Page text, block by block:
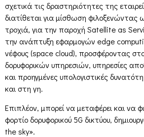
σχετικά τις δραστηριότητες της
διατίθεται για μίσθωση φιλοξενώντας
τροχιά, για την παροχή Satellite as
την ανάπτυξη εφαρμογών edge
νέφους (space cloud), προσφέροντας
δορυφορικών υπηρεσιών, υπηρεσίες
και προηγμένες υπολογιστικές
και στη γη.
Επιπλέον, μπορεί να μεταφέρει και να
φορτίο δορυφορικού 5G δικτύου,
the sky».